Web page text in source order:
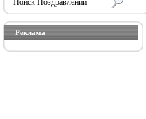
Реклама